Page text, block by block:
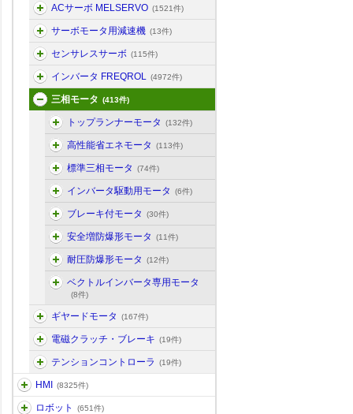
ACサーボ MELSERVO (1521件)
サーボモータ用減速機 (13件)
センサレスサーボ (115件)
インバータ FREQROL (4972件)
三相モータ (413件)
トップランナーモータ (132件)
高性能省エネモータ (113件)
標準三相モータ (74件)
インバータ駆動用モータ (6件)
ブレーキ付モータ (30件)
安全増防爆形モータ (11件)
耐圧防爆形モータ (12件)
ベクトルインバータ専用モータ
(8件)
ギヤードモータ (167件)
電磁クラッチ・ブレーキ (19件)
テンションコントローラ (19件)
HMI (8325件)
ロボット (651件)